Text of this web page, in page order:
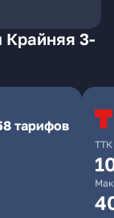
Крайняя 3-
тарифов
ТТК